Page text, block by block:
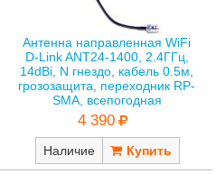
Антенна направленная WiFi
D-Link ANT24-1400, 2.4ГГц,
14dBi, N гнездо, кабель 0.5м,
грозозащита, переходник RP-
SMA, всепогодная
4 390
Наличие